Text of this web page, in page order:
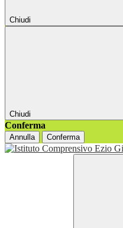
Chiudi
Chiudi
Conferma
Annulla Conferma